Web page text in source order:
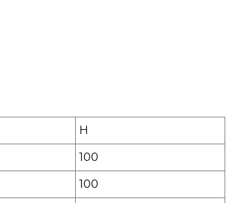
H
100
100